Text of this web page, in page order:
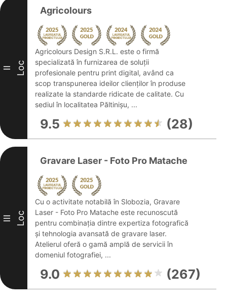
II Loc
Agricolours
Agricolours Design S.R.L. este o firmă
specializată în furnizarea de soluții
profesionale pentru print digital, având ca
scop transpunerea ideilor clienților în produse
realizate la standarde ridicate de calitate. Cu
sediul în localitatea Păltinișu, ...
9.5 (28)
III Loc
Gravare Laser - Foto Pro Matache
Cu o activitate notabilă în Slobozia, Gravare
Laser - Foto Pro Matache este recunoscută
pentru combinația dintre expertiza fotografică
și tehnologia avansată de gravare laser.
Atelierul oferă o gamă amplă de servicii în
domeniul fotografiei, ...
9.0 (267)